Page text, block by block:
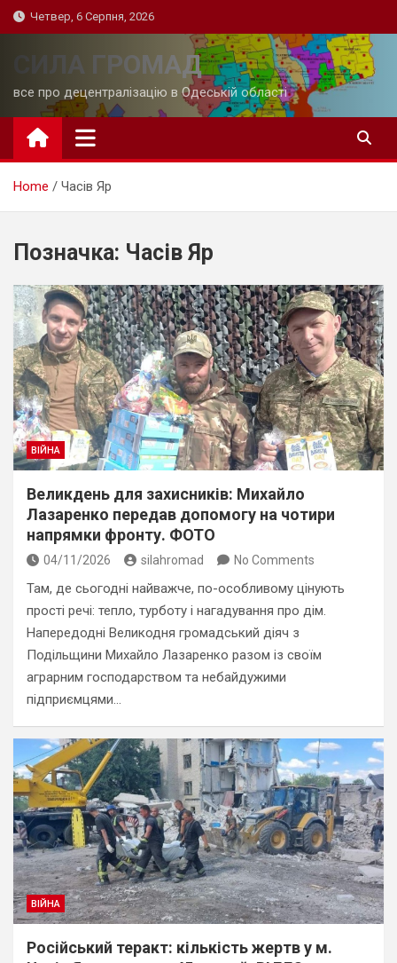
Skip
to
Четвер, 6 Серпня, 2026
СИЛА ГРОМАД
все про децентралізацію в Одеській області
Home Часів Яр
Позначка: Часів Яр
ВІЙНА
Великдень для захисників: Михайло
Лазаренко передав допомогу на чотири
напрямки фронту. ФОТО
04/11/2026 silahromad No Comments
Там, де сьогодні найважче, по-особливому цінують
прості речі: тепло, турботу і нагадування про дім.
Напередодні Великодня громадський діяч з
Подільщини Михайло Лазаренко разом із своїм
аграрним господарством та небайдужими
підприємцями…
ВІЙНА
Російський теракт: кількість жертв у м.